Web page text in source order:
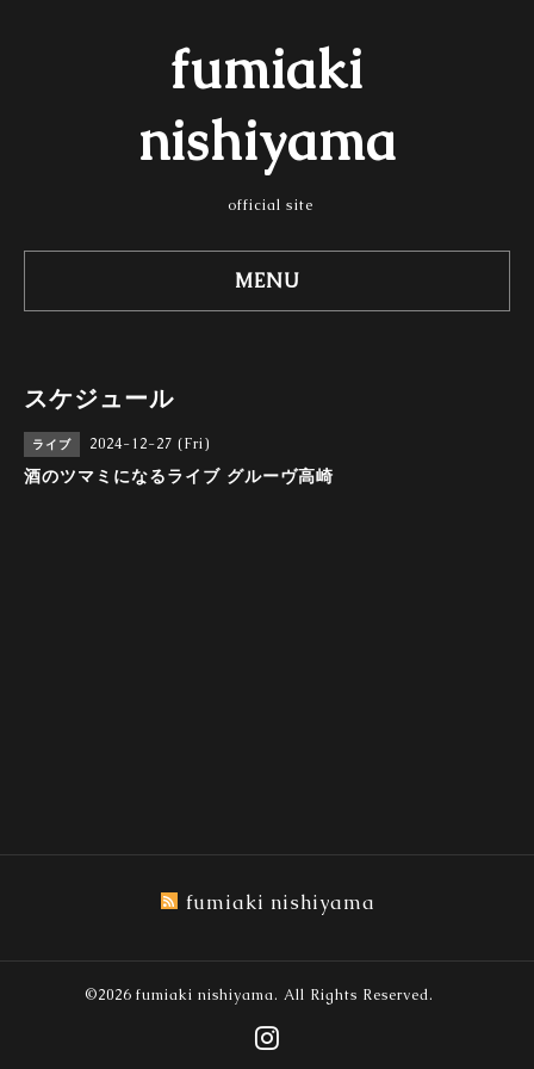
fumiaki
nishiyama
official site
MENU
スケジュール
ライブ 2024-12-27 (Fri)
酒のツマミになるライブ グルーヴ高崎
fumiaki nishiyama
©2026 fumiaki nishiyama. All Rights Reserved.